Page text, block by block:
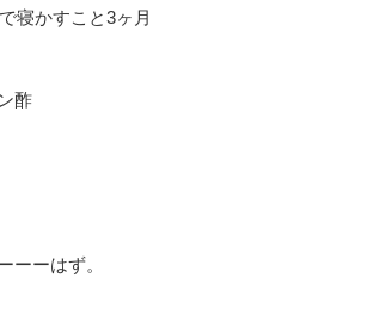
寝かすこと3ヶ月
酢
ーはず。